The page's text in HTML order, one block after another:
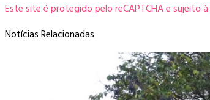
Este site é protegido pelo reCAPTCHA e sujeito à
Notícias Relacionadas